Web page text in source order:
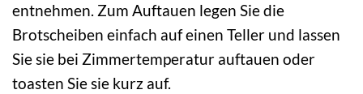
entnehmen. Zum Auftauen legen Sie die
Brotscheiben einfach auf einen Teller und lassen
Sie sie bei Zimmertemperatur auftauen oder
toasten Sie sie kurz auf.